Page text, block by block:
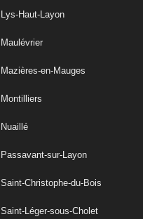
Lys-Haut-Layon
Maulévrier
Mazières-en-Mauges
Montilliers
Nuaillé
Passavant-sur-Layon
Saint-Christophe-du-Bois
Saint-Léger-sous-Cholet